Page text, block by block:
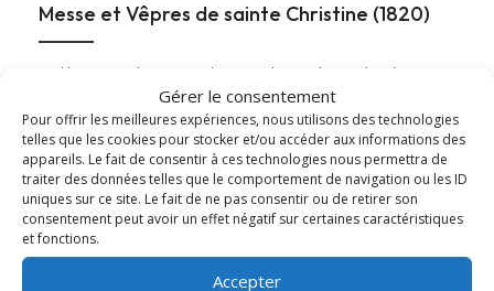
Gérer le consentement
Pour offrir les meilleures expériences, nous utilisons des technologies
telles que les cookies pour stocker et/ou accéder aux informations des
appareils. Le fait de consentir à ces technologies nous permettra de
traiter des données telles que le comportement de navigation ou les ID
uniques sur ce site. Le fait de ne pas consentir ou de retirer son
consentement peut avoir un effet négatif sur certaines caractéristiques
et fonctions.
Accepter
Messe et Vêpres de sainte Christine (1820)
En l'honneur de sainte Christine, les Archives diocésaines
mettent en ligne l'office ancien de sainte...
Lire cet article about Messe et Vêpres de sainte Christine